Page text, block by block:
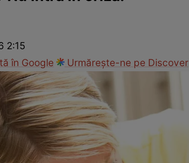
2:15
în Google
Urmărește-ne pe Discover